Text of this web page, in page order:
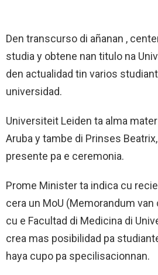
Den transcurso di añanan ,
studia y obtene nan titulo na
den actualidad tin varios
universidad.
Universiteit Leiden ta alma
Aruba y tambe di Prinses
presente pa e ceremonia.
Prome Minister ta indica cu
cera un MoU (Memorandum
cu e Facultad di Medicina di
crea mas posibilidad pa
haya cupo pa specilisacionnan.